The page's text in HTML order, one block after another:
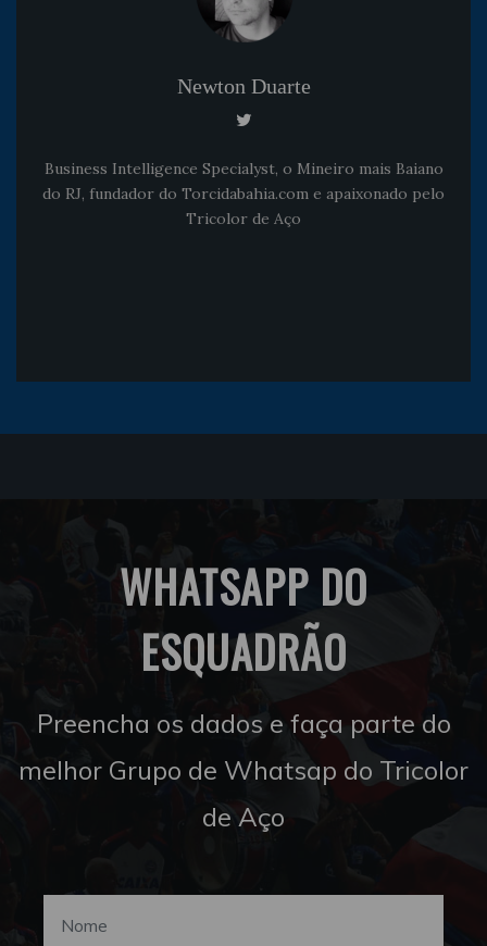
Newton Duarte
Business Intelligence Specialyst, o Mineiro mais Baiano
do RJ, fundador do Torcidabahia.com e apaixonado pelo
Tricolor de Aço
WHATSAPP DO
ESQUADRÃO
Preencha os dados e faça parte do
melhor Grupo de Whatsap do Tricolor
de Aço